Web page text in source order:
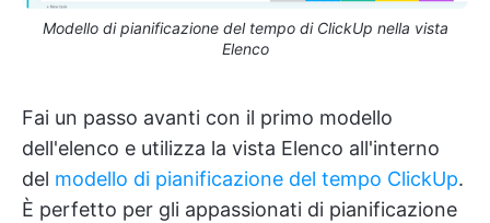
Modello di pianificazione del tempo di ClickUp nella vista
Elenco
Fai un passo avanti con il primo modello
dell'elenco e utilizza la vista Elenco all'interno
del modello di pianificazione del tempo ClickUp.
È perfetto per gli appassionati di pianificazione